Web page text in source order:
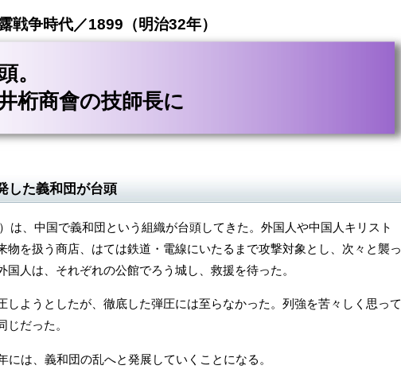
争時代／1899（明治32年）
。
桁商會の技師長に
した義和団が台頭
は、中国で義和団という組織が台頭してきた。外国人や中国人キリスト
物を扱う商店、はては鉄道・電線にいたるまで攻撃対象とし、次々と襲っ
国人は、それぞれの公館でろう城し、救援を待った。
ようとしたが、徹底した弾圧には至らなかった。列強を苦々しく思って
じだった。
は、義和団の乱へと発展していくことになる。